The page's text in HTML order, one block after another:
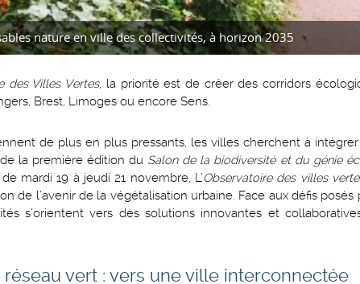
nature en ville des collectivités, à horizon 2035
des Villes Vertes, la priorité est de créer des corridors
Brest, Limoges ou encore Sens.
de plus en plus pressants, les villes cherchent à
la première édition du Salon de la biodiversité et du génie
mardi 19 à jeudi 21 novembre, L’Observatoire des villes
de l’avenir de la végétalisation urbaine. Face aux défis
s’orientent vers des solutions innovantes et
vert : vers une ville interconnectée